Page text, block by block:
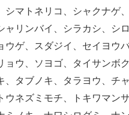
シマトネリコ、シャクナゲ
ャリンバイ、シラカシ、シ
ウゲ、スダジイ、セイヨウ
ョウ、ソヨゴ、タイサンボ
、タブノキ、タラヨウ、チ
ウネズミモチ、トキワマンサ